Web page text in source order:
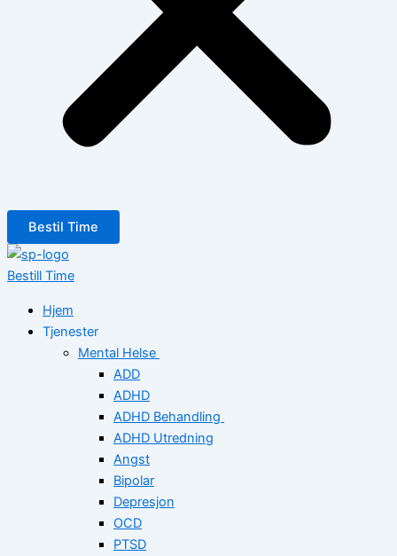
Bestil Time
Bestill Time
Hjem
Tjenester
Mental Helse
ADD
ADHD
ADHD Behandling
ADHD Utredning
Angst
Bipolar
Depresjon
OCD
PTSD